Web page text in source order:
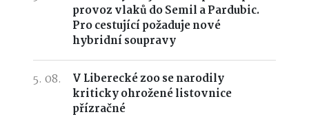
provoz vlaků do Semil a Pardubic.
Pro cestující požaduje nové
hybridní soupravy
5. 08.
V Liberecké zoo se narodily
kriticky ohrožené listovnice
přízračné